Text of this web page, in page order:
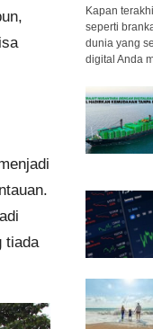
tiada
Kapan
seperti
dunia yang
digital Anda